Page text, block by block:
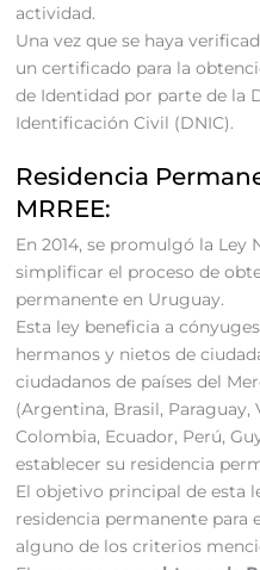
actividad.
Una vez que se haya
un certificado para la
de Identidad por parte de la
Identificación Civil (DNIC).
Residencia
MRREE:
En 2014, se promulgó la Ley
simplificar el proceso de
permanente en Uruguay.
Esta ley beneficia a
hermanos y nietos de
ciudadanos de países del
(Argentina, Brasil, Paraguay,
Colombia, Ecuador, Perú,
establecer su residencia
El objetivo principal de esta
residencia permanente para
alguno de los criterios